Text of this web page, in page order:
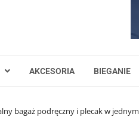
AKCESORIA BIEGANIE
bagaż podręczny i plecak w jednym